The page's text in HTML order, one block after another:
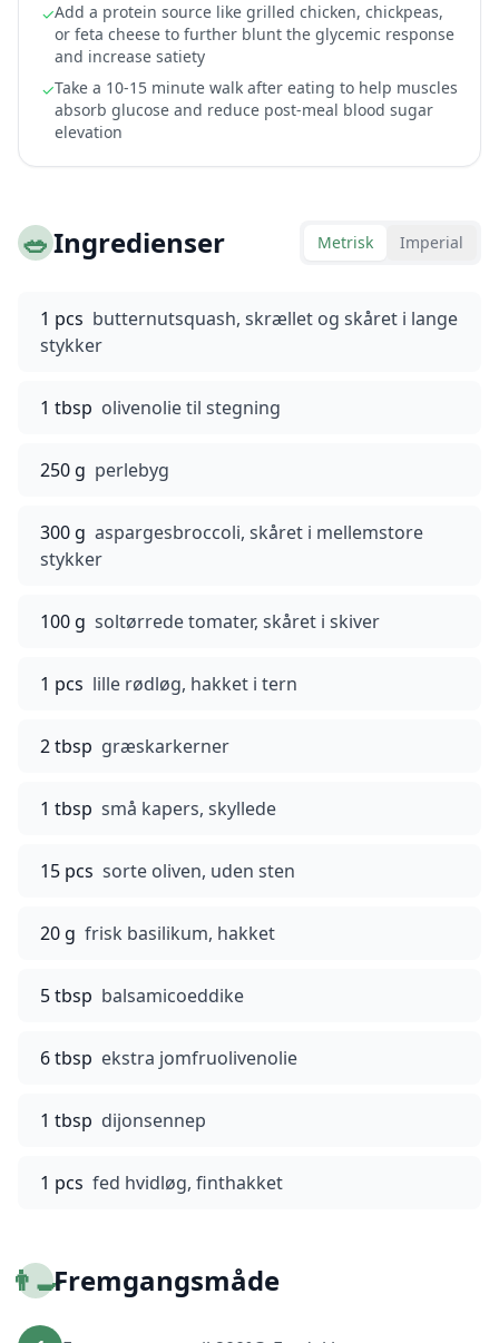
✓Add a protein source like grilled chicken, chickpeas,
or feta cheese to further blunt the glycemic response
and increase satiety
✓Take a 10-15 minute walk after eating to help muscles
absorb glucose and reduce post-meal blood sugar
elevation
🥗Ingredienser Metrisk Imperial
1 pcs butternutsquash, skrællet og skåret i lange
stykker
1 tbsp olivenolie til stegning
250 g perlebyg
300 g aspargesbroccoli, skåret i mellemstore
stykker
100 g soltørrede tomater, skåret i skiver
1 pcs lille rødløg, hakket i tern
2 tbsp græskarkerner
1 tbsp små kapers, skyllede
15 pcs sorte oliven, uden sten
20 g frisk basilikum, hakket
5 tbsp balsamicoeddike
6 tbsp ekstra jomfruolivenolie
1 tbsp dijonsennep
1 pcs fed hvidløg, finthakket
👨‍🍳Fremgangsmåde